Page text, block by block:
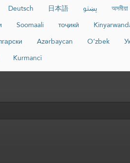
Deutsch 日本語 پښتو অসমীয়া
Soomaali тоҷикӣ
Azərbaycan O‘zbek
Kurmancî